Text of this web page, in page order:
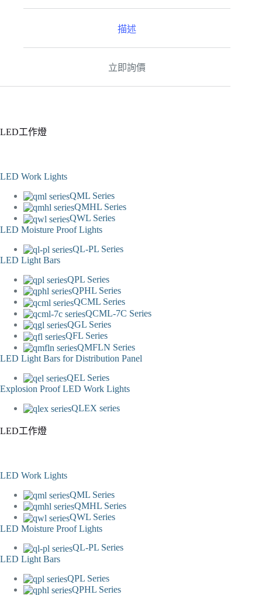
pp
描述
立即詢價
LED工作燈
LED Work Lights
QML Series
QMHL Series
QWL Series
LED Moisture Proof Lights
QL-PL Series
LED Light Bars
QPL Series
QPHL Series
QCML Series
QCML-7C Series
QGL Series
QFL Series
QMFLN Series
LED Light Bars for Distribution Panel
QEL Series
Explosion Proof LED Work Lights
QLEX series
LED工作燈
LED Work Lights
QML Series
QMHL Series
QWL Series
LED Moisture Proof Lights
QL-PL Series
LED Light Bars
QPL Series
QPHL Series